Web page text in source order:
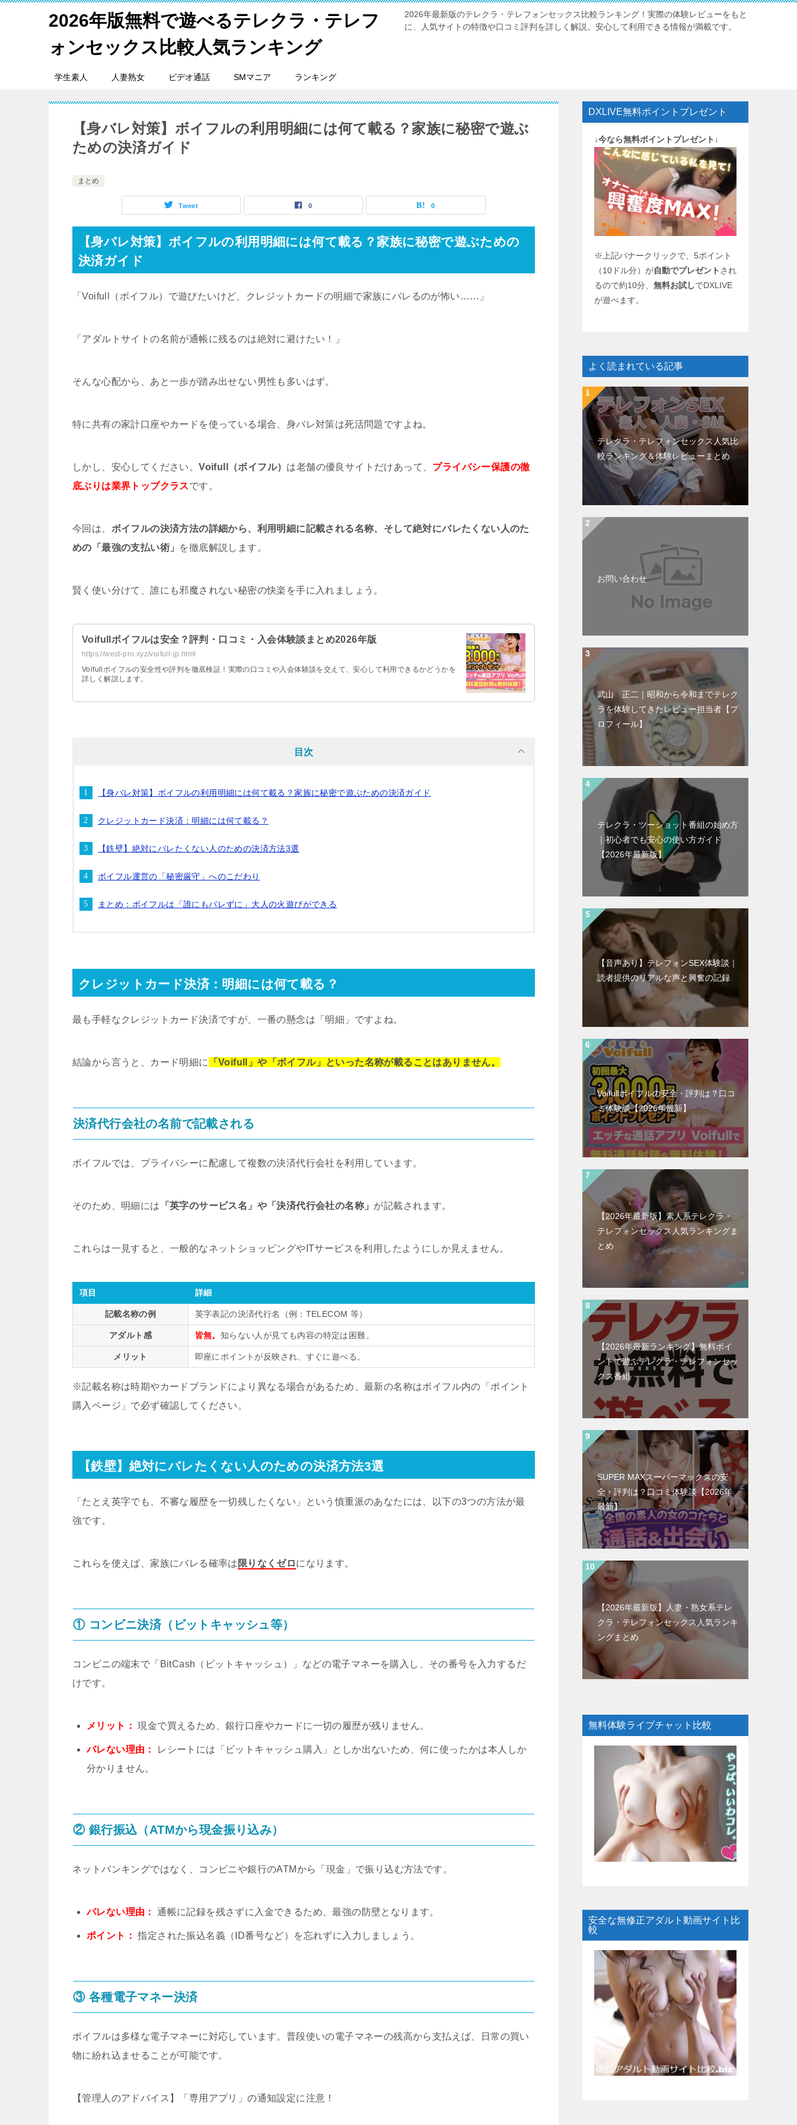
2026年版無料で遊べるテレクラ・テレフ
ォンセックス比較人気ランキング
2026年最新版のテレクラ・テレフォンセックス比較ランキング！実際の体験レビューをもと
に、人気サイトの特徴や口コミ評判を詳しく解説。安心して利用できる情報が満載です。
学生素人 人妻熟女 ビデオ通話 SMマニア ランキング
【身バレ対策】ボイフルの利用明細には何て載る？家族に秘密で遊ぶ
ための決済ガイド
まとめ
Tweet 0 0
【身バレ対策】ボイフルの利用明細には何て載る？家族に秘密で遊ぶための
決済ガイド
「Voifull（ボイフル）で遊びたいけど、クレジットカードの明細で家族にバレるのが怖い……」
「アダルトサイトの名前が通帳に残るのは絶対に避けたい！」
そんな心配から、あと一歩が踏み出せない男性も多いはず。
特に共有の家計口座やカードを使っている場合、身バレ対策は死活問題ですよね。
しかし、安心してください。Voifull（ボイフル） は老舗の優良サイトだけあって、 プライバシー保護の徹
底ぶりは業界トップクラスです。
今回は、 ボイフルの決済方法の詳細から、利用明細に記載される名称、そして絶対にバレたくない人のた
めの「最強の支払い術」 を徹底解説します。
賢く使い分けて、誰にも邪魔されない秘密の快楽を手に入れましょう。
Voifullボイフルは安全？評判・口コミ・入会体験談まとめ2026年版
https://west-pro.xyz/voifull-jp.html
Voifullボイフルの安全性や評判を徹底検証！実際の口コミや入会体験談を交えて、安心して利用できるかどうかを
詳しく解説します。
目次
【身バレ対策】ボイフルの利用明細には何て載る？家族に秘密で遊ぶための決済ガイド
クレジットカード決済：明細には何て載る？
【鉄壁】絶対にバレたくない人のための決済方法3選
ボイフル運営の「秘密厳守」へのこだわり
まとめ：ボイフルは「誰にもバレずに」大人の火遊びができる
クレジットカード決済：明細には何て載る？
最も手軽なクレジットカード決済ですが、一番の懸念は「明細」ですよね。
結論から言うと、カード明細に 「Voifull」や「ボイフル」といった名称が載ることはありません。
決済代行会社の名前で記載される
ボイフルでは、プライバシーに配慮して複数の決済代行会社を利用しています。
そのため、明細には 「英字のサービス名」や「決済代行会社の名称」 が記載されます。
これらは一見すると、一般的なネットショッピングやITサービスを利用したようにしか見えません。
項目 詳細
記載名称の例 英字表記の決済代行名（例：TELECOM 等）
アダルト感 皆無。 知らない人が見ても内容の特定は困難。
メリット 即座にポイントが反映され、すぐに遊べる。
※記載名称は時期やカードブランドにより異なる場合があるため、最新の名称はボイフル内の「ポイント
購入ページ」で必ず確認してください。
【鉄壁】絶対にバレたくない人のための決済方法3選
「たとえ英字でも、不審な履歴を一切残したくない」という慎重派のあなたには、以下の3つの方法が最
強です。
これらを使えば、家族にバレる確率は 限りなくゼロになります。
① コンビニ決済（ビットキャッシュ等）
コンビニの端末で「BitCash（ビットキャッシュ）」などの電子マネーを購入し、その番号を入力するだ
けです。
メリット： 現金で買えるため、銀行口座やカードに一切の履歴が残りません。
バレない理由：
レシートには「ビットキャッシュ購入」としか出ないため、何に使ったかは本人しか
分かりません。
② 銀行振込（ATMから現金振り込み）
ネットバンキングではなく、コンビニや銀行のATMから「現金」で振り込む方法です。
バレない理由： 通帳に記録を残さずに入金できるため、最強の防壁となります。
ポイント： 指定された振込名義（ID番号など）を忘れずに入力しましょう。
③ 各種電子マネー決済
ボイフルは多様な電子マネーに対応しています。普段使いの電子マネーの残高から支払えば、日常の買い
物に紛れ込ませることが可能です。
【管理人のアドバイス】「専用アプリ」の通知設定に注意！
DXLIVE無料ポイントプレゼント
↓今なら無料ポイントプレゼント↓
※上記バナークリックで、5ポイント
（10ドル分）が自動でプレゼント され
るので約10分、 無料お試しでDXLIVE
が遊べます。
よく読まれている記事
テレクラ・テレフォンセックス人気比
較ランキング＆体験レビューまとめ
お問い合わせ
武山 正二｜昭和から令和までテレク
ラを体験してきたレビュー担当者【プ
ロフィール】
テレクラ・ツーショット番組の始め方
｜初心者でも安心の使い方ガイド
【2026年最新版】
【音声あり】テレフォンSEX体験談｜
読者提供のリアルな声と興奮の記録
Voifullボイフルの安全・評判は？口コ
ミ体験談【2026年最新】
【2026年最新版】素人系テレクラ・
テレフォンセックス人気ランキングま
とめ
【2026年最新ランキング】無料ポイ
ントで遊ぶテレクラ・テレフォンセッ
クス番組
SUPER MAXスーパーマックスの安
全・評判は？口コミ体験談【2026年
最新】
【2026年最新版】人妻・熟女系テレ
クラ・テレフォンセックス人気ランキ
ングまとめ
無料体験ライブチャット比較
安全な無修正アダルト動画サイト比
較